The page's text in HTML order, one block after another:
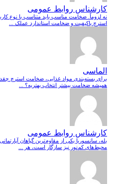
کارشناس روابط عمومی
نه لزوماً. ضخامت مناسب باید متناسب با نوع
استرچ باکیفیت و ضخامت استاندارد عملک ...
الماسی
برای بسته‌بندی مواد غذایی، ضخامت استرچ
همیشه ضخامت بیشتر انتخاب بهتریه؟ ...
کارشناس روابط عمومی
بله، سانسوریا یکی از مقاوم‌ترین گیاهان
محیط‌های کم‌نور نیز سازگار است، هر ...